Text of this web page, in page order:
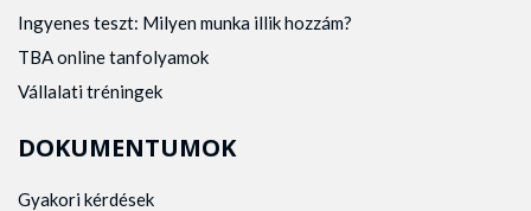
Ingyenes teszt: Milyen munka illik hozzám?
TBA online tanfolyamok
Vállalati tréningek
DOKUMENTUMOK
Gyakori kérdések